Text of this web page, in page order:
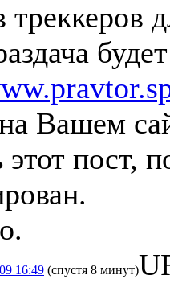
треккеров
Вашем
этот пост,
16:49 (спустя 8 минут)